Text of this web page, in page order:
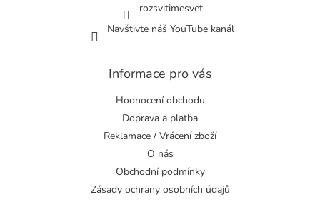
rozsvitimesvet
Navštivte náš YouTube kanál
Informace pro vás
Hodnocení obchodu
Doprava a platba
Reklamace / Vrácení zboží
O nás
Obchodní podmínky
Zásady ochrany osobních údajů